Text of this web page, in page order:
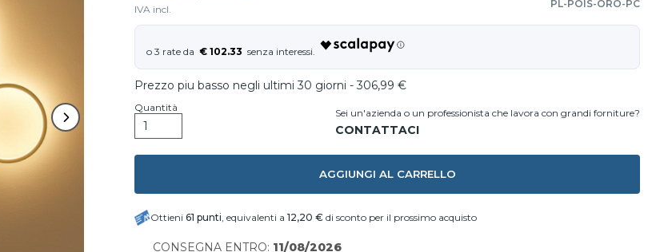
IVA incl.
PL-POIS-ORO-PC
€ 102.33
Prezzo piu basso negli ultimi 30 giorni - 306,99 €
Quantità Sei un'azienda o un professionista che lavora con grandi forniture?
AGGIUNGI AL CARRELLO
Ottieni 61 punti, equivalenti a 12,20 € di sconto per il prossimo acquisto
CONSEGNA ENTRO: 11/08/2026